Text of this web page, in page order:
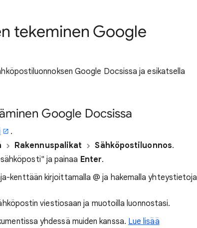
tekeminen Google
Google Docsissa ja esikatsella
Google Docsissa
.
Rakennuspalikat Sähköpostiluonnos.
ja painaa Enter.
kenttään kirjoittamalla @ ja hakemalla yhteystietoja
viestiosaan ja muotoilla luonnostasi.
yhdessä muiden kanssa. Lue lisää